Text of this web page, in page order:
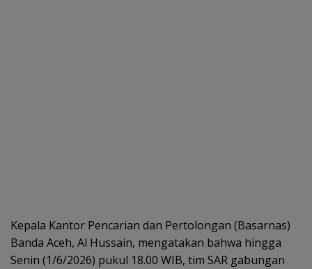
Kepala Kantor Pencarian dan Pertolongan (Basarnas)
Banda Aceh, Al Hussain, mengatakan bahwa hingga
Senin (1/6/2026) pukul 18.00 WIB, tim SAR gabungan